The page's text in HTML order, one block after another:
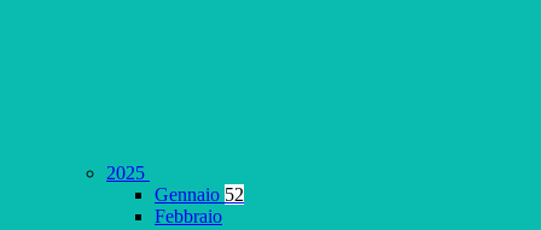
2025
Gennaio 52
Febbraio